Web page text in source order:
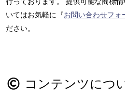
いてはお気軽に『お問い合わせフォ
ださい。
コンテンツにつ